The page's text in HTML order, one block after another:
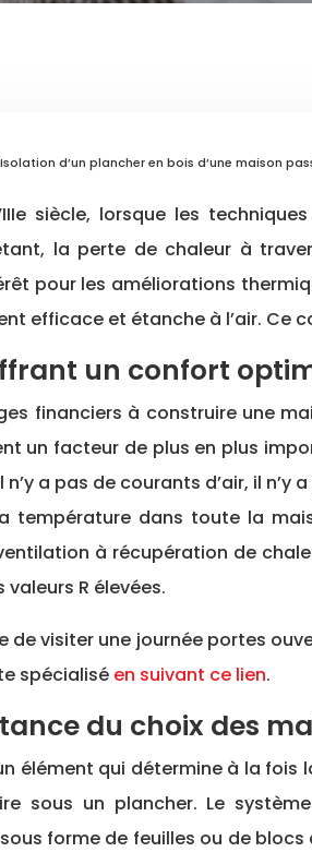
d’un plancher en bois d’une maison
la perte de chaleur à
pour les améliorations
efficace et étanche à l’air. Ce
un confort
financiers à construire une
un facteur de plus en plus
a pas de courants d’air, il
température dans toute la
à récupération de
R élevées.
visiter une journée portes
spécialisé en suivant ce lien.
du choix des
élément qui détermine à la fois
sous un plancher. Le
forme de feuilles ou de